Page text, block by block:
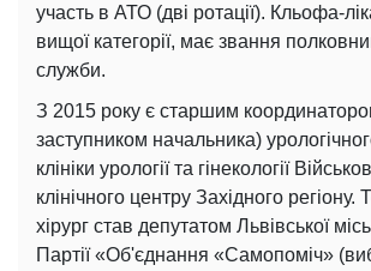
участь в АТО (дві ротації). Кльофа-
вищої категорії, має звання
служби.
З 2015 року є старшим
заступником начальника)
клініки урології та гінекології
клінічного центру Західного регіону.
хірург став депутатом Львівської
Партії «Об'єднання «Самопоміч»